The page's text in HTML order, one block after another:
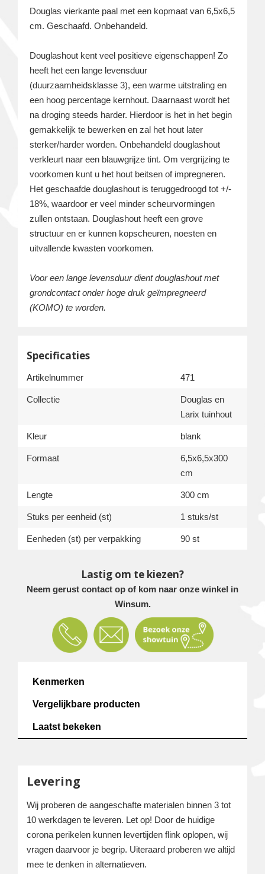
Douglas vierkante paal met een kopmaat van 6,5x6,5
cm. Geschaafd. Onbehandeld.
Douglashout kent veel positieve eigenschappen! Zo
heeft het een lange levensduur
(duurzaamheidsklasse 3), een warme uitstraling en
een hoog percentage kernhout. Daarnaast wordt het
na droging steeds harder. Hierdoor is het in het begin
gemakkelijk te bewerken en zal het hout later
sterker/harder worden. Onbehandeld douglashout
verkleurt naar een blauwgrijze tint. Om vergrijzing te
voorkomen kunt u het hout beitsen of impregneren.
Het geschaafde douglashout is teruggedroogd tot +/-
18%, waardoor er veel minder scheurvormingen
zullen ontstaan. Douglashout heeft een grove
structuur en er kunnen kopscheuren, noesten en
uitvallende kwasten voorkomen.
Voor een lange levensduur dient douglashout met
grondcontact onder hoge druk geïmpregneerd
(KOMO) te worden.
Specificaties
Artikelnummer 471
Collectie
Douglas en
Larix tuinhout
Kleur blank
Formaat
6,5x6,5x300
cm
Lengte 300 cm
Stuks per eenheid (st) 1 stuks/st
Eenheden (st) per verpakking 90 st
Lastig om te kiezen?
Neem gerust contact op of kom naar onze winkel in
Winsum.
Kenmerken
Vergelijkbare producten
Laatst bekeken
Levering
Wij proberen de aangeschafte materialen binnen 3 tot
10 werkdagen te leveren. Let op! Door de huidige
corona perikelen kunnen levertijden flink oplopen, wij
vragen daarvoor je begrip. Uiteraard proberen we altijd
mee te denken in alternatieven.